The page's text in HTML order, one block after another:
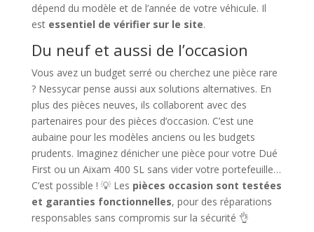
dépend du modèle et de l’année de votre véhicule. Il
est essentiel de vérifier sur le site.
Du neuf et aussi de l’occasion
Vous avez un budget serré ou cherchez une pièce rare
? Nessycar pense aussi aux solutions alternatives. En
plus des pièces neuves, ils collaborent avec des
partenaires pour des pièces d’occasion. C’est une
aubaine pour les modèles anciens ou les budgets
prudents. Imaginez dénicher une pièce pour votre Dué
First ou un Aixam 400 SL sans vider votre portefeuille…
C’est possible ! 💡 Les pièces occasion sont testées
et garanties fonctionnelles, pour des réparations
responsables sans compromis sur la sécurité 👌